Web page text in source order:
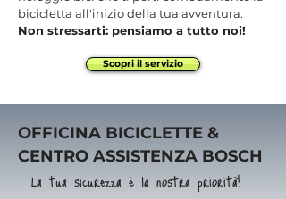
bicicletta all'inizio della tua avventura.
Non stressarti: pensiamo a tutto noi!
Scopri il servizio
OFFICINA BICICLETTE &
CENTRO ASSISTENZA BOSCH
La tua sicurezza è la nostra priorità!